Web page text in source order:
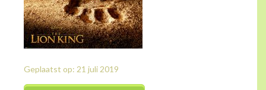
Geplaatst op: 21 juli 2019